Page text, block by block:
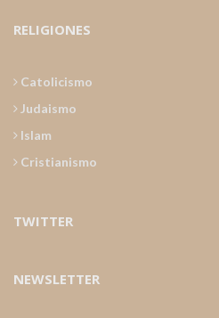
RELIGIONES
Catolicismo
Judaismo
Islam
Cristianismo
TWITTER
NEWSLETTER